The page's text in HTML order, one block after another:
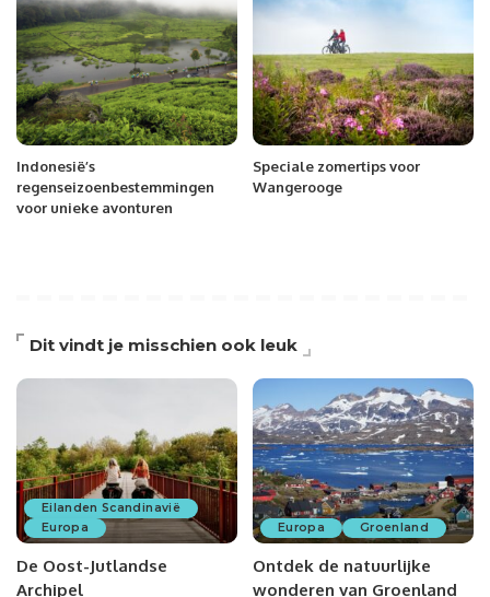
Indonesië’s
regenseizoenbestemmingen
voor unieke avonturen
Speciale zomertips voor
Wangerooge
Dit vindt je misschien ook leuk
Eilanden Scandinavië
Europa
De Oost-Jutlandse
Archipel
Europa Groenland
Ontdek de natuurlijke
wonderen van Groenland